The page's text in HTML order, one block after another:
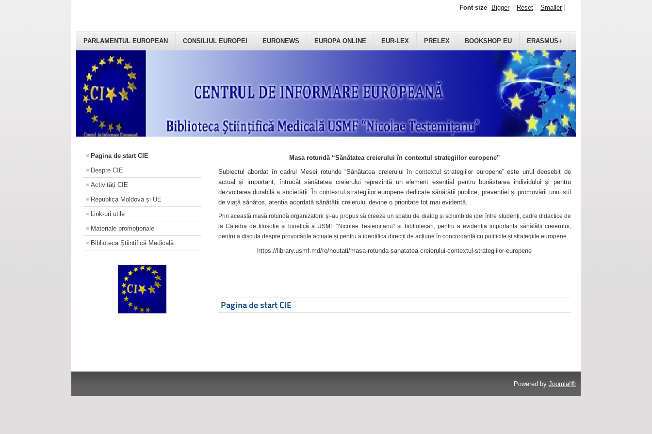
PARLAMENTUL EUROPEAN CONSILIUL EUROPEI EURONEWS EUROPA ONLINE EUR-LEX PRELEX BOOKSHOP EU ERASMUS+
Font size Bigger Reset Smaller
Pagina de start CIE
Despre CIE
Activități CIE
Republica Moldova și UE
Link-uri utile
Materiale promoţionale
Biblioteca Științifică Medicală
Masa rotundă “Sănătatea creierului în contextul strategiilor europene”
Subiectul abordat în cadrul Mesei rotunde “Sănătatea creierului în contextul strategiilor europene” este unul deosebit de
actual și important, întrucât sănătatea creierului reprezintă un element esențial pentru bunăstarea individului și pentru
dezvoltarea durabilă a societății. În contextul strategiilor europene dedicate sănătății publice, prevenției și promovării unui stil
de viață sănătos, atenția acordată sănătății creierului devine o prioritate tot mai evidentă.
Prin această masă rotundă organizatorii şi-au propus să creeze un spațiu de dialog și schimb de idei între studenți, cadre didactice de
la Catedra de filosofie și bioetică a USMF “Nicolae Testemițanu” și bibliotecari, pentru a evidenția importanța sănătății creierului,
pentru a discuta despre provocările actuale și pentru a identifica direcții de acțiune în concordanță cu politicile și strategiile europene.
https://library.usmf.md/ro/noutati/masa-rotunda-sanatatea-creierului-contextul-strategiilor-europene
Pagina de start CIE
Powered by Joomla!®